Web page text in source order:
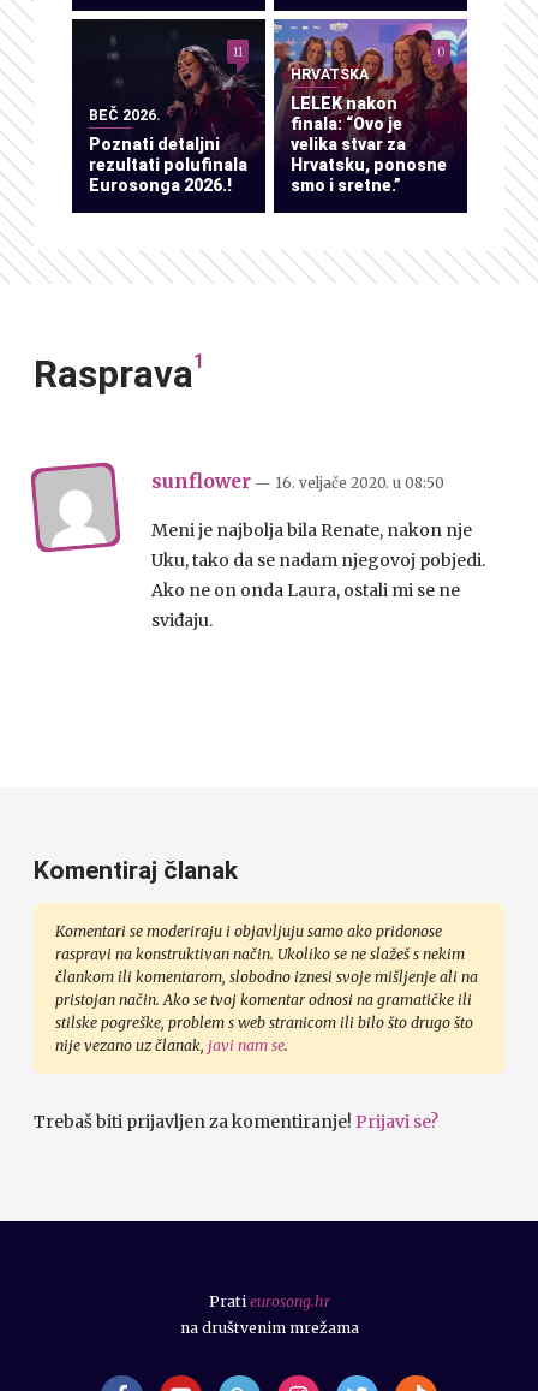
BEČ 2026.
Poznati detaljni
rezultati polufinala
Eurosonga 2026.!
11
HRVATSKA
LELEK nakon
finala: “Ovo je
velika stvar za
Hrvatsku, ponosne
smo i sretne.”
0
Rasprava1
sunflower — 16. veljače 2020. u 08:50
Meni je najbolja bila Renate, nakon nje
Uku, tako da se nadam njegovoj pobjedi.
Ako ne on onda Laura, ostali mi se ne
sviđaju.
Komentiraj članak
Komentari se moderiraju i objavljuju samo ako pridonose
raspravi na konstruktivan način. Ukoliko se ne slažeš s nekim
člankom ili komentarom, slobodno iznesi svoje mišljenje ali na
pristojan način. Ako se tvoj komentar odnosi na gramatičke ili
stilske pogreške, problem s web stranicom ili bilo što drugo što
nije vezano uz članak, javi nam se.
Trebaš biti prijavljen za komentiranje! Prijavi se?
Prati eurosong.hr
na društvenim mrežama